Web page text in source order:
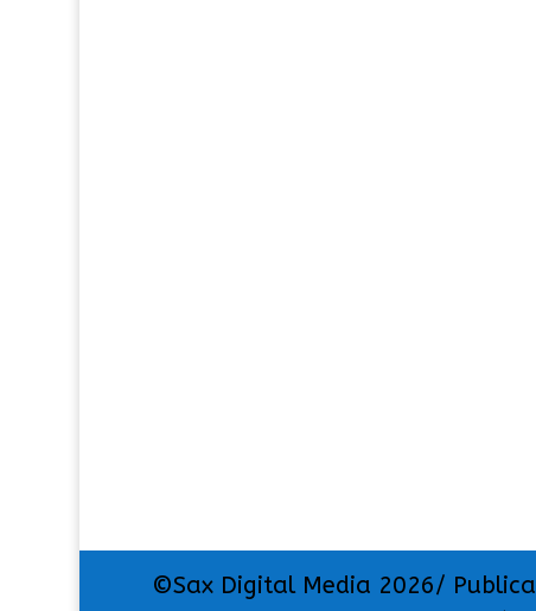
©Sax Digital Media 2026/